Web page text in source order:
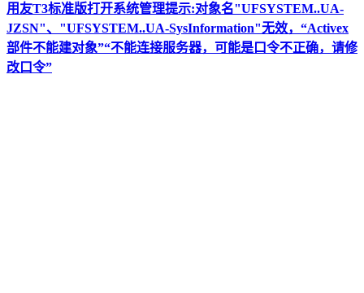
用友T3标准版打开系统管理提示:对象名"UFSYSTEM..UA-
JZSN"、"UFSYSTEM..UA-SysInformation"无效，“Activex
部件不能建对象”“不能连接服务器，可能是口令不正确，请修
改口令”